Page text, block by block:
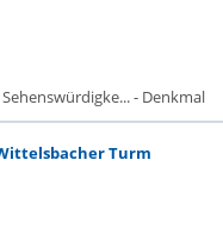
Sehenswürdigke... - Denkmal
Turm